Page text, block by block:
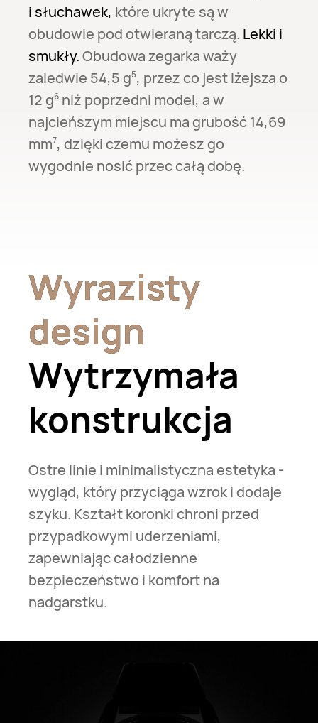
i słuchawek, które ukryte są w
obudowie pod otwieraną tarczą. Lekki i
smukły.Obudowa zegarka waży
zaledwie 54,5 g⁠5, przez co jest lżejsza o
12 g⁠6niż poprzedni model, a w
najcieńszym miejscu ma grubość 14,69
mm⁠7, dzięki czemu możesz go
wygodnie nosić przec całą dobę.
Wyrazisty
design
Wyrazisty
design
Wytrzymała
konstrukcja
Ostre linie i minimalistyczna estetyka -
wygląd, który przyciąga wzrok i dodaje
szyku. Kształt koronki chroni przed
przypadkowymi uderzeniami,
zapewniając całodzienne
bezpieczeństwo i komfort na
nadgarstku.